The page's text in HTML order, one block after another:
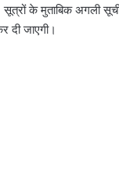
सूत्रों के मुताबिक अगली
दी जाएगी।